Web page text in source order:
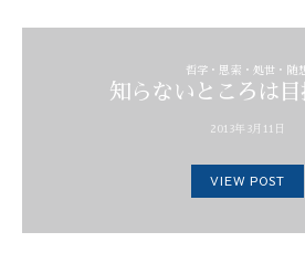
哲学・思索・処世・随
知らないところは
2013年3月11日
VIEW POST